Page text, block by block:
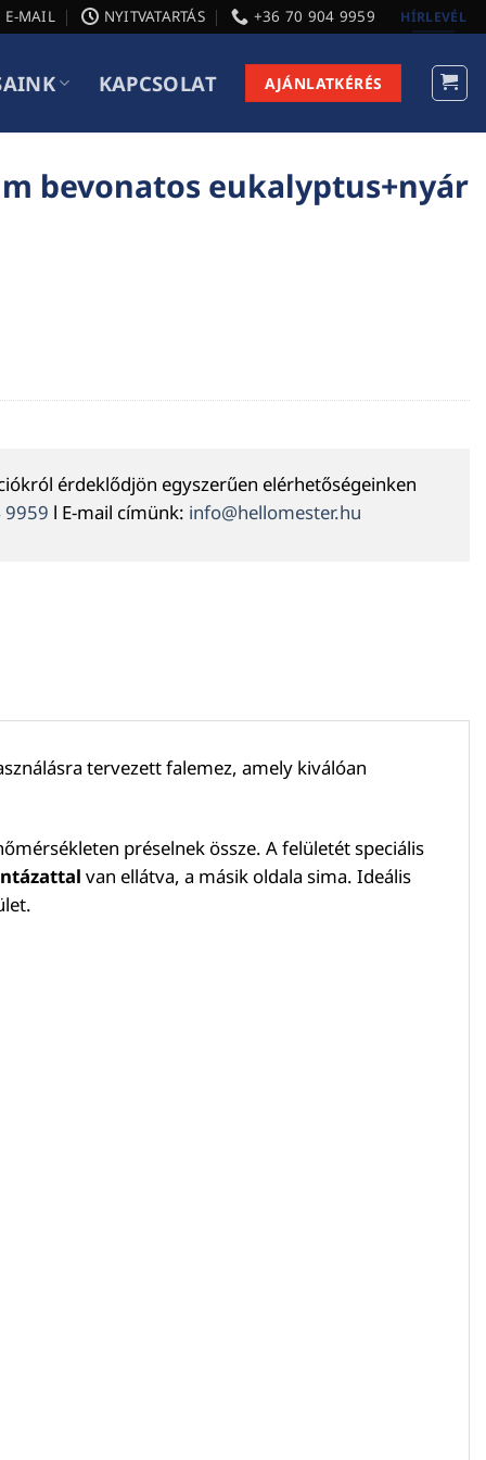
E-MAIL NYITVATARTÁS +36 70 904 9959 HÍRLEVÉL
KAPCSOLAT AJÁNLATKÉRÉS
bevonatos eukalyptus+nyár
érdeklődjön egyszerűen elérhetőségeinken
9959 l E-mail címünk: info@hellomester.hu
tervezett falemez, amely kiválóan
préselnek össze. A felületét speciális
van ellátva, a másik oldala sima. Ideális